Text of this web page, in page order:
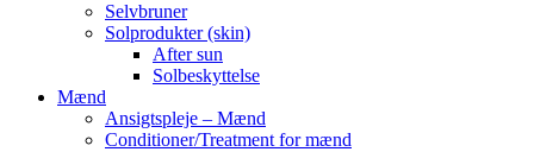
Selvbruner
Solprodukter (skin)
After sun
Solbeskyttelse
Mænd
Ansigtspleje – Mænd
Conditioner/Treatment for mænd